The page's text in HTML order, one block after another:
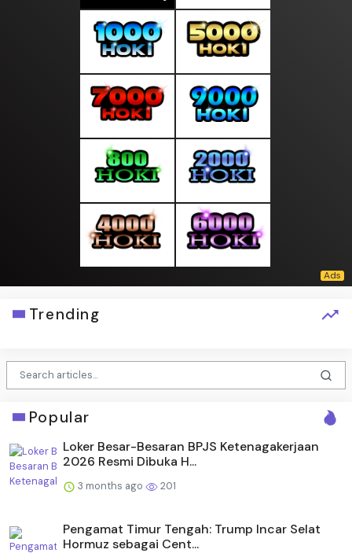
Trending
Popular
Loker Besar-Besaran BPJS Ketenagakerjaan
2026 Resmi Dibuka H...
3 months ago 201
Pengamat Timur Tengah: Trump Incar Selat
Hormuz sebagai Cent...